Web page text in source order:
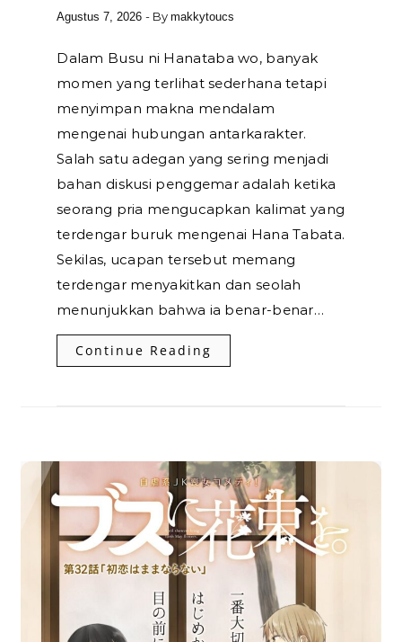
Agustus 7, 2026 - Bymakkytoucs
Dalam Busu ni Hanataba wo, banyak
momen yang terlihat sederhana tetapi
menyimpan makna mendalam
mengenai hubungan antarkarakter.
Salah satu adegan yang sering menjadi
bahan diskusi penggemar adalah ketika
seorang pria mengucapkan kalimat yang
terdengar buruk mengenai Hana Tabata.
Sekilas, ucapan tersebut memang
terdengar menyakitkan dan seolah
menunjukkan bahwa ia benar-benar…
Continue Reading